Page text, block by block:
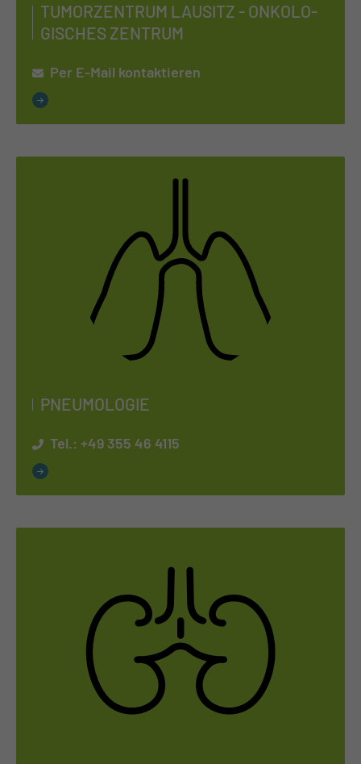
TU­MOR­ZEN­TRUM LAU­SITZ - ON­KO­LO­
GI­SCHES ZEN­TRUM
Per E-Mail kontaktieren
PNEU­MO­LO­GIE
Tel.: +49 355 46 4115